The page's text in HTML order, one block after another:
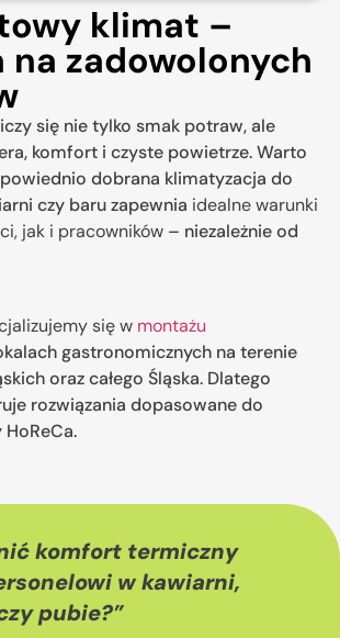
klimat –
na zadowolonych
się nie tylko smak potraw, ale
komfort i czyste powietrze. Warto
dobrana klimatyzacja do
czy baru zapewnia idealne warunki
jak i pracowników – niezależnie od
się w montażu
gastronomicznych na terenie
oraz całego Śląska. Dlatego
rozwiązania dopasowane do
komfort termiczny
w kawiarni,
pubie?”